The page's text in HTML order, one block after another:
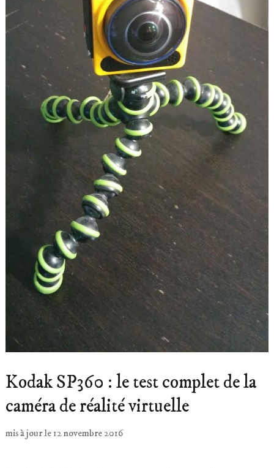
Kodak SP360 : le test complet de la
caméra de réalité virtuelle
mis à jour le12 novembre 2016